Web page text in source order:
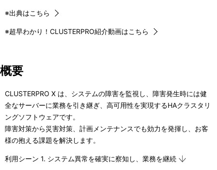
置
ナ
ビ
ー
ョ
ン
※出典はこちら
※超早わかり！CLUSTERPRO紹介動画はこちら
概要
CLUSTERPRO X は、システムの障害を監視し、障害発生時には健
全なサーバーに業務を引き継ぎ、高可用性を実現するHAクラスタリ
ングソフトウェアです。
障害対策から災害対策、計画メンテナンスでも効力を発揮し、お客
様の抱える課題を解決します。
利用シーン 1. システム異常を確実に察知し、業務を継続